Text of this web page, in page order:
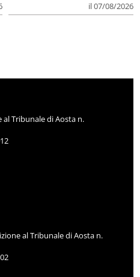
il 07/08/2026
Tribunale di Aosta n.
al Tribunale di Aosta n.